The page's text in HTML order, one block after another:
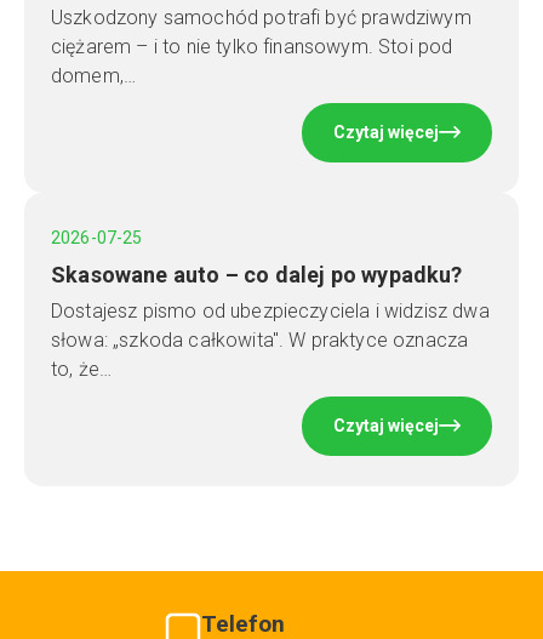
Uszkodzony samochód potrafi być prawdziwym
ciężarem – i to nie tylko finansowym. Stoi pod
domem,…
Czytaj więcej
2026-07-25
Skasowane auto – co dalej po wypadku?
Dostajesz pismo od ubezpieczyciela i widzisz dwa
słowa: „szkoda całkowita". W praktyce oznacza
to, że…
Czytaj więcej
Telefon